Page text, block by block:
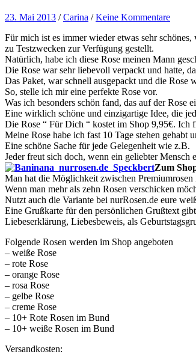
23. Mai 2013 /Carina /Keine Kommentare
Für mich ist es immer wieder etwas sehr
zu Testzwecken zur Verfügung gestellt.
Natürlich, habe ich diese Rose meinen Mann
Die Rose war sehr liebevoll verpackt und hatte,
Das Paket, war schnell ausgepackt und die Rose
So, stelle ich mir eine perfekte Rose vor.
Was ich besonders schön fand, das auf der
Eine wirklich schöne und einzigartige Idee, die
Die Rose “ Für Dich “ kostet im Shop 9,95€. Ich
Meine Rose habe ich fast 10 Tage stehen gehabt
Eine schöne Sache für jede Gelegenheit wie z.B.
Jeder freut sich doch, wenn ein geliebter Mensch
Zum
Man hat die Möglichkeit zwischen
Wenn man mehr als zehn Rosen verschicken
Nutzt auch die Variante bei nurRosen.de eure
Eine Grußkarte für den persönlichen Grußtext
Liebeserklärung, Liebesbeweis, als
Folgende Rosen werden im Shop angeboten
– weiße Rose
– rote Rose
– orange Rose
– rosa Rose
– gelbe Rose
– creme Rose
– 10+ Rote Rosen im Bund
– 10+ weiße Rosen im Bund
Versandkosten: